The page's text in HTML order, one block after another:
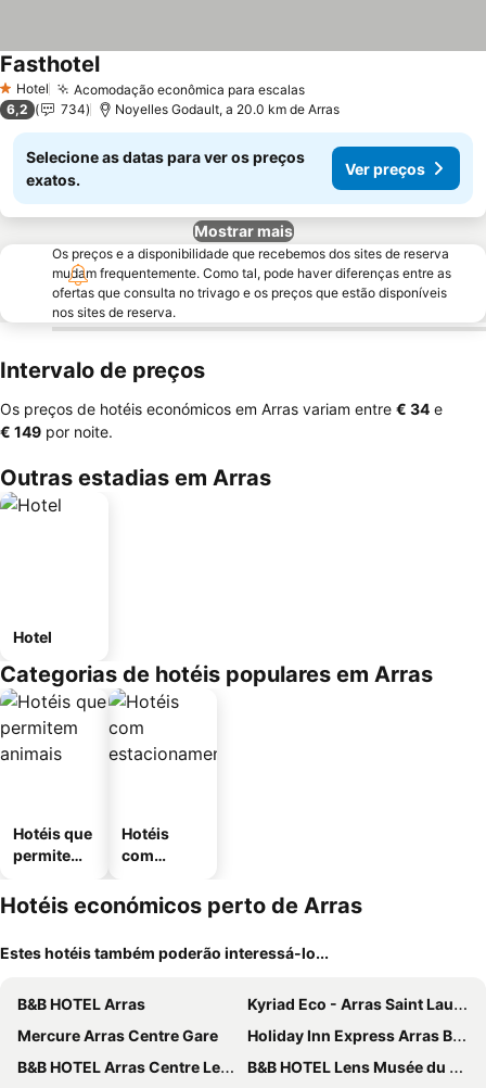
1 Estrelas
Hotel Acomodação econômica para escalas
Fasthotel
6,2 734 Noyelles Godault, a 20.0 km de Arras
Selecione as datas para ver os preços
exatos.
Ver preços
Mostrar mais
Os preços e a disponibilidade que recebemos dos sites de reserva
mudam frequentemente. Como tal, pode haver diferenças entre as
ofertas que consulta no trivago e os preços que estão disponíveis
nos sites de reserva.
Intervalo de preços
Os preços de hotéis económicos em Arras variam entre ‎€ 34 e
‎€ 149 por noite.
Outras estadias em Arras
Hotel
Categorias de hotéis populares em Arras
Hotéis que
permitem
Hotéis
com
mento
Hotéis económicos perto de Arras
Estes hotéis também poderão interessá-lo...
B&B HOTEL Arras
Kyriad Eco - Arras Saint Laurent Blangy Parc Expo
Mercure Arras Centre Gare
Holiday Inn Express Arras By Ihg
B&B HOTEL Arras Centre Les Places
B&B HOTEL Lens Musée du Louvre